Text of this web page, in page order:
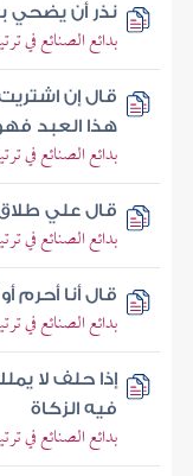
نذر أن يضحي
بدائع الصنائع في
قال إن
هذا العبد
بدائع الصنائع في
قال علي طلاق
بدائع الصنائع في
قال أنا أحرم
بدائع الصنائع في
إذا حلف لا
فيه الزكاة
بدائع الصنائع في